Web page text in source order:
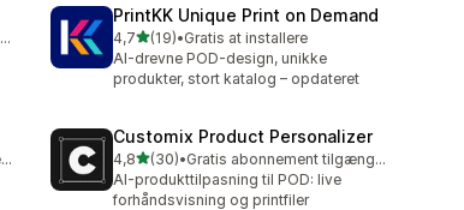
Gratis abonnement tilgængeligt
PrintKK Unique Print on Demand
4,7ud af 5 stjerner
(19)
19 anmeldelser i alt
•Gratis at installere
AI-drevne POD-design, unikke
produkter, stort katalog – opdateret
Gratis abonnement tilgængeligt
Customix Product Personalizer
4,8ud af 5 stjerner
(30)
30 anmeldelser i alt
•
Gratis abonnement tilgængeligt
AI-produkttilpasning til POD: live
forhåndsvisning og printfiler